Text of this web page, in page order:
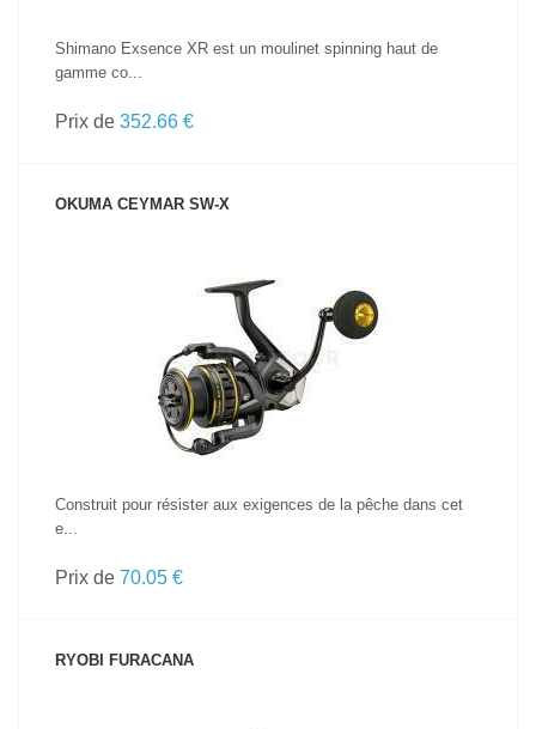
Shimano Exsence XR est un moulinet spinning haut de
gamme co...
Prix de 352.66 €
OKUMA CEYMAR SW-X
VOIR LE PRODUIT
Construit pour résister aux exigences de la pêche dans cet
e...
Prix de 70.05 €
RYOBI FURACANA